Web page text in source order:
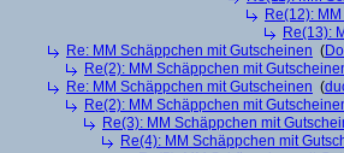
Re(12):
Re(13):
Re: MM Schäppchen mit Gutscheinen (
Re(2): MM Schäppchen mit
Re: MM Schäppchen mit Gutscheinen (
Re(2): MM Schäppchen mit
Re(3): MM Schäppchen mit
Re(4): MM Schäppchen mit